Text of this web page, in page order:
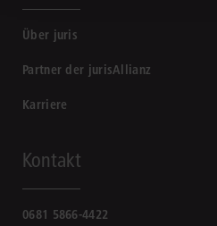
Über juris
Partner der jurisAllianz
Karriere
Kontakt
0681 5866-4422